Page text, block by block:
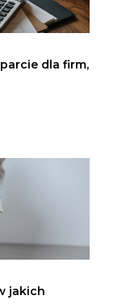
dla firm,
jakich